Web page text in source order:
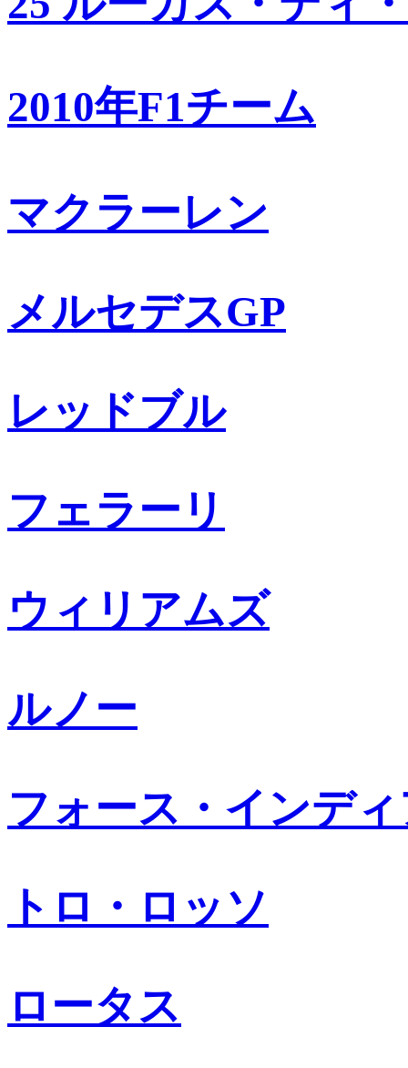
2010年F1チーム
マクラーレン
メルセデスGP
レッドブル
フェラーリ
ウィリアムズ
ルノー
フォース・インデ
トロ・ロッソ
ロータス